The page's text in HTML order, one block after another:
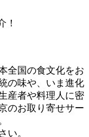
！
全国の食文化をお
の味や、いま進化
産者や料理人に密
のお取り寄せサー
い。